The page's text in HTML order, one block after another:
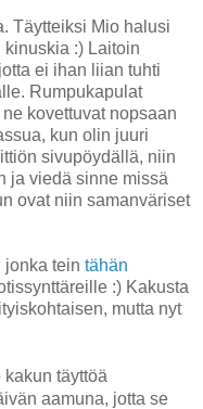
Täytteiksi Mio halusi
:) Laitoin
ei ihan liian tuhti
Rumpukapulat
kovettuvat nopsaan
kun olin juuri
sivupöydällä, niin
ja viedä sinne missä
ovat niin samanväriset
jonka tein tähän
:) Kakusta
mutta nyt
täyttöä
aamuna, jotta se